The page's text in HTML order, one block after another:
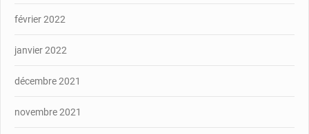
février 2022
janvier 2022
décembre 2021
novembre 2021